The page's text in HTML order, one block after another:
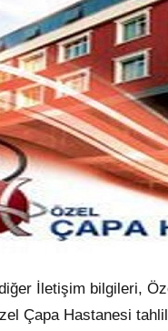
İletişim bilgileri,
Çapa Hastanesi